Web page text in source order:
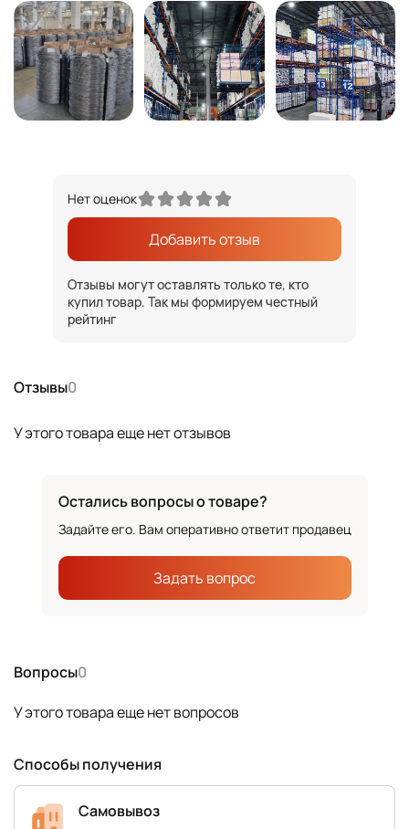
Отзывы0
У этого товара еще нет отзывов
Нет оценок
Добавить отзыв
Отзывы могут оставлять только те, кто
купил товар. Так мы формируем честный
рейтинг
Вопросы0
У этого товара еще нет вопросов
Способы получения
Самовывоз
Остались вопросы о товаре?
Задайте его. Вам оперативно ответит продавец
Задать вопрос